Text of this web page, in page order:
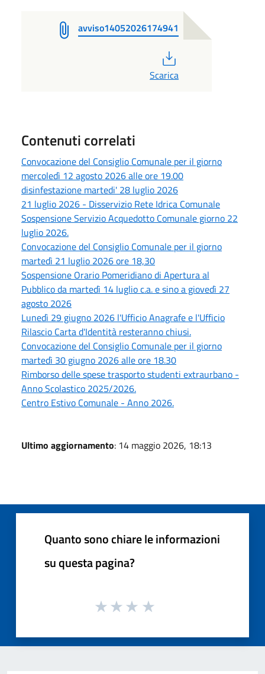
avviso14052026174941
Scarica
Contenuti correlati
Convocazione del Consiglio Comunale per il giorno
mercoledì 12 agosto 2026 alle ore 19.00
disinfestazione martedi' 28 luglio 2026
21 luglio 2026 - Disservizio Rete Idrica Comunale
Sospensione Servizio Acquedotto Comunale giorno 22
luglio 2026.
Convocazione del Consiglio Comunale per il giorno
martedì 21 luglio 2026 ore 18,30
Sospensione Orario Pomeridiano di Apertura al
Pubblico da martedì 14 luglio c.a. e sino a giovedì 27
agosto 2026
Lunedì 29 giugno 2026 l'Ufficio Anagrafe e l'Ufficio
Rilascio Carta d'Identità resteranno chiusi.
Convocazione del Consiglio Comunale per il giorno
martedì 30 giugno 2026 alle ore 18.30
Rimborso delle spese trasporto studenti extraurbano -
Anno Scolastico 2025/2026.
Centro Estivo Comunale - Anno 2026.
Ultimo aggiornamento: 14 maggio 2026, 18:13
Quanto sono chiare le informazioni
su questa pagina?